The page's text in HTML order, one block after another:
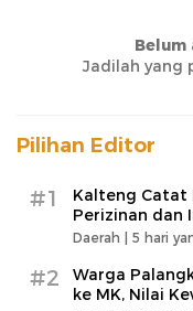
Jadilah yang
Pilihan Editor
#1
Kalteng Catat
Perizinan dan
Daerah | 5 hari
#2
Warga
ke MK, Nilai